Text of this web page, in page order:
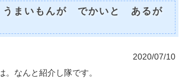
まいもんが でかいと あるが
2020/07/10
。なんと紹介し隊です。